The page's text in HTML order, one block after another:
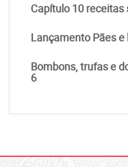
Capítulo 10 receitas
Lançamento Pães
Bombons, trufas e
6